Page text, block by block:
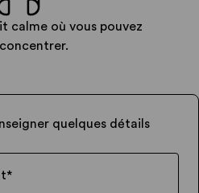
calme où vous pouvez
quelques détails
*